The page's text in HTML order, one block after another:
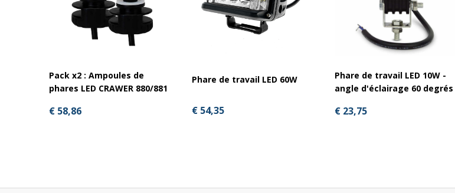
Pack x2 : Ampoules de
phares LED CRAWER 880/881
€ 58,86
Phare de travail LED 60W
€ 54,35
Phare de travail LED 10W -
angle d'éclairage 60 degrés
€ 23,75